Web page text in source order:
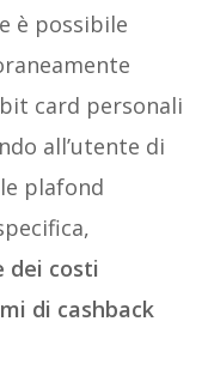
è possibile
card personali
all’utente di
plafond
dei costi
di cashback